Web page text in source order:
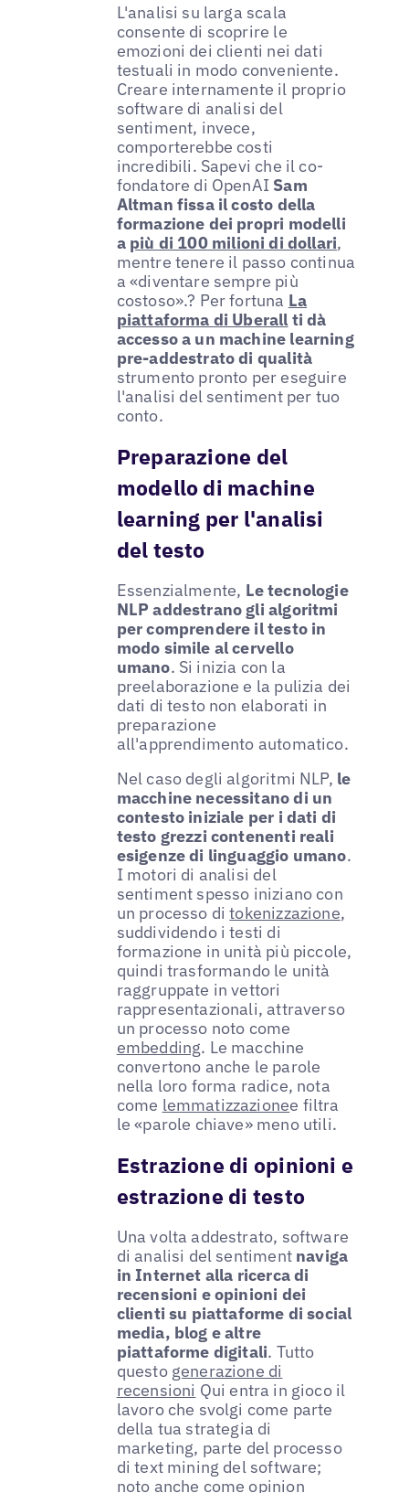
L'analisi su larga scala
consente di scoprire le
emozioni dei clienti nei dati
testuali in modo conveniente.
Creare internamente il proprio
software di analisi del
sentiment, invece,
comporterebbe costi
incredibili. Sapevi che il co-
fondatore di OpenAI Sam
Altman fissa il costo della
formazione dei propri modelli
a più di 100 milioni di dollari,
mentre tenere il passo continua
a «diventare sempre più
costoso».? Per fortuna La
piattaforma di Uberall ti dà
accesso a un machine learning
pre-addestrato di qualità
strumento pronto per eseguire
l'analisi del sentiment per tuo
conto.
Preparazione del
modello di machine
learning per l'analisi
del testo
Essenzialmente, Le tecnologie
NLP addestrano gli algoritmi
per comprendere il testo in
modo simile al cervello
umano. Si inizia con la
preelaborazione e la pulizia dei
dati di testo non elaborati in
preparazione
all'apprendimento automatico.
Nel caso degli algoritmi NLP, le
macchine necessitano di un
contesto iniziale per i dati di
testo grezzi contenenti reali
esigenze di linguaggio umano.
I motori di analisi del
sentiment spesso iniziano con
un processo ditokenizzazione,
suddividendo i testi di
formazione in unità più piccole,
quindi trasformando le unità
raggruppate in vettori
rappresentazionali, attraverso
un processo noto come
embedding. Le macchine
convertono anche le parole
nella loro forma radice, nota
come lemmatizzazionee filtra
le «parole chiave» meno utili.
Estrazione di opinioni e
estrazione di testo
Una volta addestrato, software
di analisi del sentiment naviga
in Internet alla ricerca di
recensioni e opinioni dei
clienti su piattaforme di social
media, blog e altre
piattaforme digitali. Tutto
questo generazione di
recensioni Qui entra in gioco il
lavoro che svolgi come parte
della tua strategia di
marketing, parte del processo
di text mining del software;
noto anche come opinion